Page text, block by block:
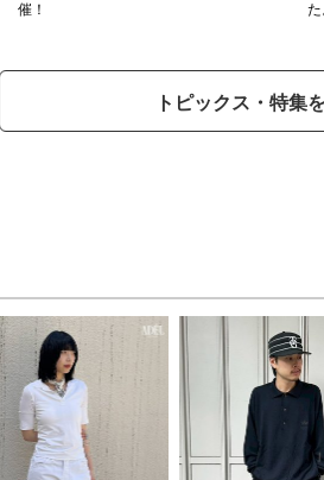
催！
た
トピックス・特集